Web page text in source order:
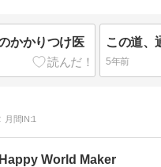
かかりつけ医 この道、
5年前
月間IN:1
Happy World Maker